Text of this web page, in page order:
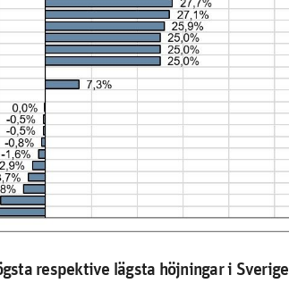
respektive lägsta höjningar i Sverige